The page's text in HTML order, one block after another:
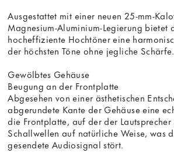
Ausgestattet mit einer neuen 25-mm-
Magnesium-Aluminium-Legierung bietet
hocheffiziente Hochtöner eine
der höchsten Töne ohne jegliche Schärfe.
Gewölbtes Gehäuse
Beugung an der Frontplatte
Abgesehen von einer ästhetischen
abgerundete Kante der Gehäuse eine
die Frontplatte, auf der der
Schallwellen auf natürliche Weise, was
gesendete Audiosignal stört.